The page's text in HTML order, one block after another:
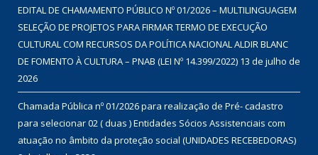
EDITAL DE CHAMAMENTO PÚBLICO Nº 01/2026 – MULTILINGUAGEM
SELEÇÃO DE PROJETOS PARA FIRMAR TERMO DE EXECUÇÃO
CULTURAL COM RECURSOS DA POLÍTICA NACIONAL ALDIR BLANC
DE FOMENTO À CULTURA – PNAB (LEI Nº 14.399/2022) 13 de julho de
2026
Chamada Pública nº 01/2026 para realização de Pré- cadastro
para selecionar 02 ( duas ) Entidades Sócios Assistenciais com
atuação no âmbito da proteção social (UNIDADES RECEBEDORAS)